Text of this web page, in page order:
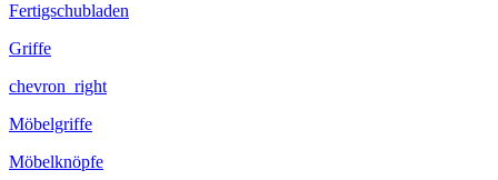
Fertigschubladen
Griffe
chevron_right
Möbelgriffe
Möbelknöpfe